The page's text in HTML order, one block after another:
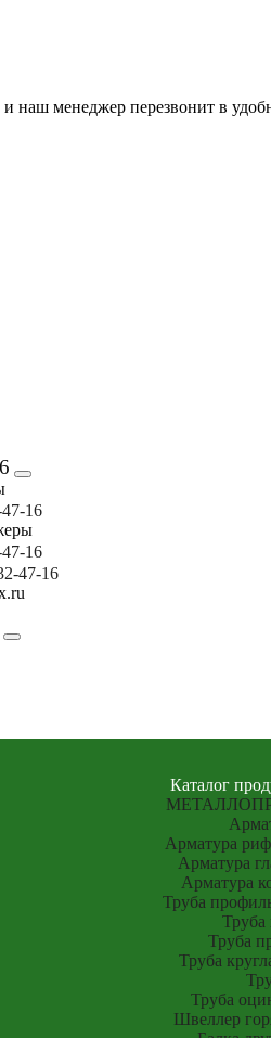
наш менеджер перезвонит в
16
16
47-16
Каталог
Арматура
Арматура
Арматура
Труба
Труба
Труба
Труба
Труба
Швеллер